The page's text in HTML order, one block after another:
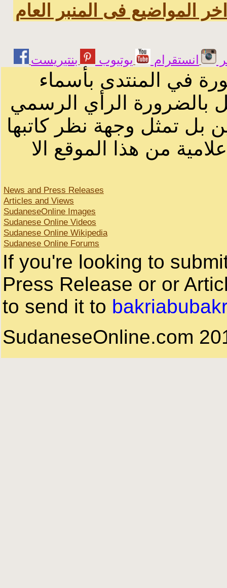
اخر المواضيع فى المنبر العام
انستقرام يوتيوب
في المنتدى بأسماء
بالضرورة الرأي الرسمي
بل تمثل وجهة نظر كاتبها
من هذا الموقع الا
News and Press Releases
Articles and Views
SudaneseOnline Images
Sudanese Online Videos
Sudanese Online Wikipedia
Sudanese Online Forums
If you're looking to
Press Release or or
to send it to